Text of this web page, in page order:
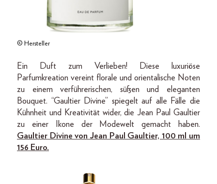
© Hersteller
Ein Duft zum Verlieben! Diese luxuriöse
Parfumkreation vereint florale und orientalische Noten
zu einem verführerischen, süßen und eleganten
Bouquet. “Gaultier Divine” spiegelt auf alle Fälle die
Kühnheit und Kreativität wider, die Jean Paul Gaultier
zu einer Ikone der Modewelt gemacht haben.
Gaultier Divine von Jean Paul Gaultier, 100 ml um
156 Euro.